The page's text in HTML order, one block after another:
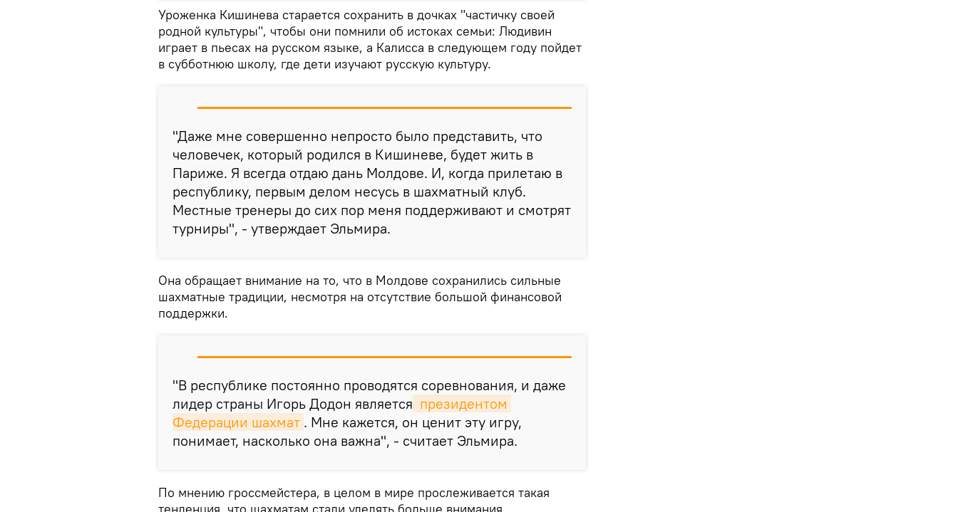
Уроженка Кишинева старается сохранить в дочках "частичку своей
родной культуры", чтобы они помнили об истоках семьи: Людивин
играет в пьесах на русском языке, а Калисса в следующем году пойдет
в субботнюю школу, где дети изучают русскую культуру.
"Даже мне совершенно непросто было представить, что
человечек, который родился в Кишиневе, будет жить в
Париже. Я всегда отдаю дань Молдове. И, когда прилетаю в
республику, первым делом несусь в шахматный клуб.
Местные тренеры до сих пор меня поддерживают и смотрят
турниры", - утверждает Эльмира.
Она обращает внимание на то, что в Молдове сохранились сильные
шахматные традиции, несмотря на отсутствие большой финансовой
поддержки.
"В республике постоянно проводятся соревнования, и даже
лидер страны Игорь Додон является президентом
Федерации шахмат . Мне кажется, он ценит эту игру,
понимает, насколько она важна", - считает Эльмира.
По мнению гроссмейстера, в целом в мире прослеживается такая